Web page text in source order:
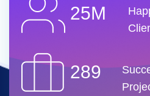
25M
289